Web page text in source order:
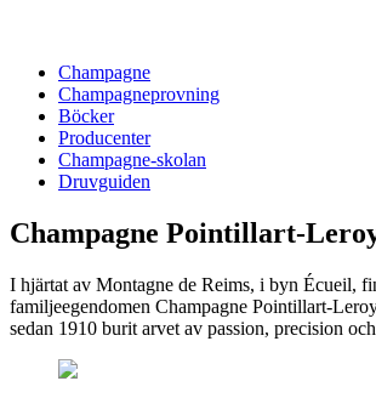
Champagne
Champagneprovning
Böcker
Producenter
Champagne-skolan
Druvguiden
Champagne Pointillart-
I hjärtat av Montagne de Reims, i byn Écueil,
familjeegendomen Champagne Pointillart-
sedan 1910 burit arvet av passion, precision